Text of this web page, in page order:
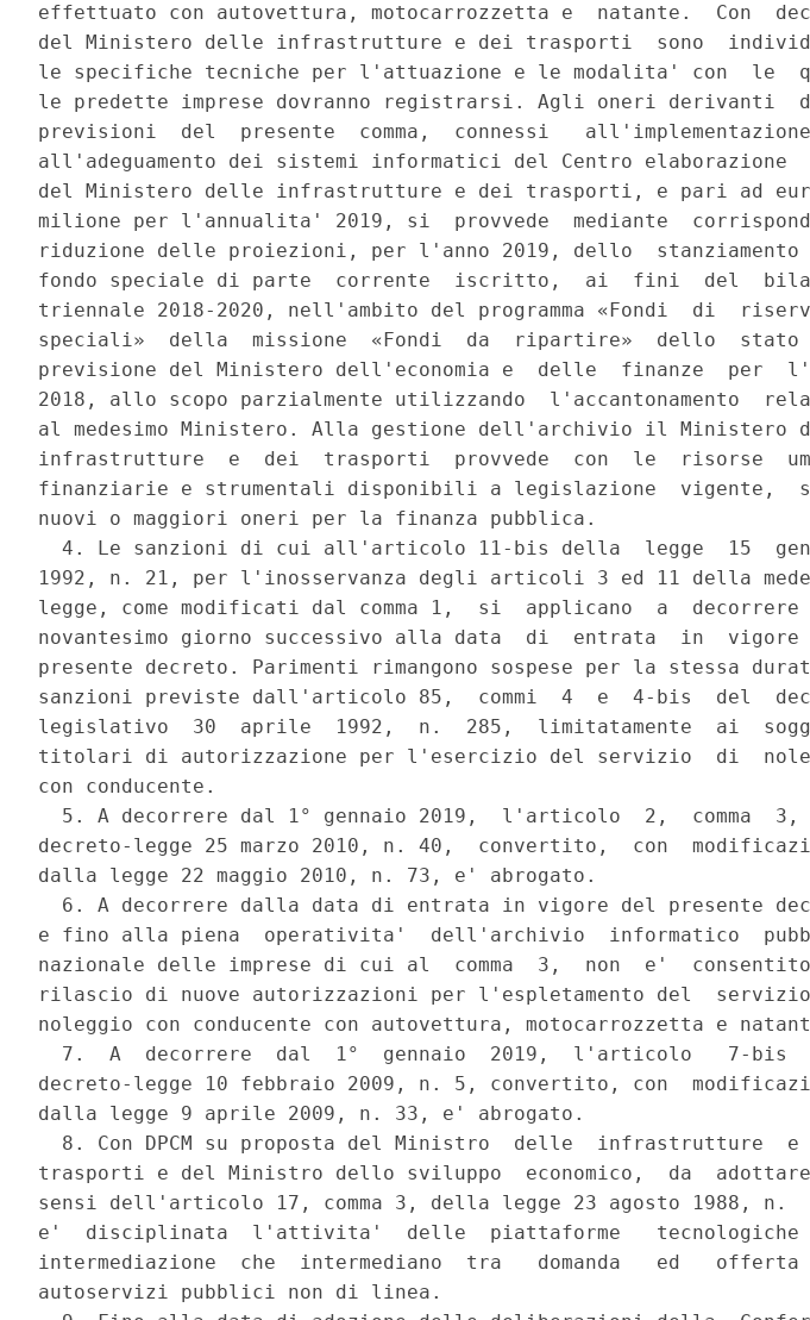
effettuato con autovettura, motocarrozzetta e  natante.  Con
del Ministero delle infrastrutture e dei trasporti  sono
le specifiche tecniche per l'attuazione e le modalita' con  le
le predette imprese dovranno registrarsi. Agli oneri derivanti
previsioni  del  presente  comma,  connessi
all'adeguamento dei sistemi informatici del Centro elaborazione
del Ministero delle infrastrutture e dei trasporti, e pari ad
milione per l'annualita' 2019, si  provvede  mediante
riduzione delle proiezioni, per l'anno 2019, dello  stanziamento
fondo speciale di parte  corrente  iscritto,  ai  fini  del
triennale 2018-2020, nell'ambito del programma «Fondi  di
speciali»  della  missione  «Fondi  da  ripartire»  dello
previsione del Ministero dell'economia e  delle  finanze  per
2018, allo scopo parzialmente utilizzando  l'accantonamento
al medesimo Ministero. Alla gestione dell'archivio il Ministero
infrastrutture  e  dei  trasporti  provvede  con  le  risorse
finanziarie e strumentali disponibili a legislazione  vigente,
nuovi o maggiori oneri per la finanza pubblica.
4. Le sanzioni di cui all'articolo 11-bis della  legge  15
1992, n. 21, per l'inosservanza degli articoli 3 ed 11 della
legge, come modificati dal comma 1,  si  applicano  a  decorrere
novantesimo giorno successivo alla data  di  entrata  in  vigore
presente decreto. Parimenti rimangono sospese per la stessa
sanzioni previste dall'articolo 85,  commi  4  e  4-bis  del
legislativo  30  aprile  1992,  n.  285,  limitatamente  ai
titolari di autorizzazione per l'esercizio del servizio  di
con conducente.
5. A decorrere dal 1° gennaio 2019,  l'articolo  2,  comma  3,
decreto-legge 25 marzo 2010, n. 40,  convertito,  con
dalla legge 22 maggio 2010, n. 73, e' abrogato.
6. A decorrere dalla data di entrata in vigore del presente
e fino alla piena  operativita'  dell'archivio  informatico
nazionale delle imprese di cui al  comma  3,  non  e'
rilascio di nuove autorizzazioni per l'espletamento del
noleggio con conducente con autovettura, motocarrozzetta e
7.  A  decorrere  dal  1°  gennaio  2019,  l'articolo   7-bis
decreto-legge 10 febbraio 2009, n. 5, convertito, con
dalla legge 9 aprile 2009, n. 33, e' abrogato.
8. Con DPCM su proposta del Ministro  delle  infrastrutture  e
trasporti e del Ministro dello sviluppo  economico,  da
sensi dell'articolo 17, comma 3, della legge 23 agosto 1988, n.
e'  disciplinata  l'attivita'  delle  piattaforme
intermediazione  che  intermediano  tra   domanda   ed
autoservizi pubblici non di linea.